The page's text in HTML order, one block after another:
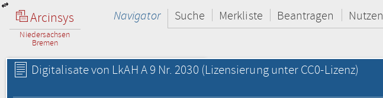
Arcinsys
Niedersachsen
Bremen
Navigator Suche Merkliste Beantragen Nutzen
Digitalisate von LkAH A 9 Nr. 2030 (Lizensierung unter CC0-Lizenz)